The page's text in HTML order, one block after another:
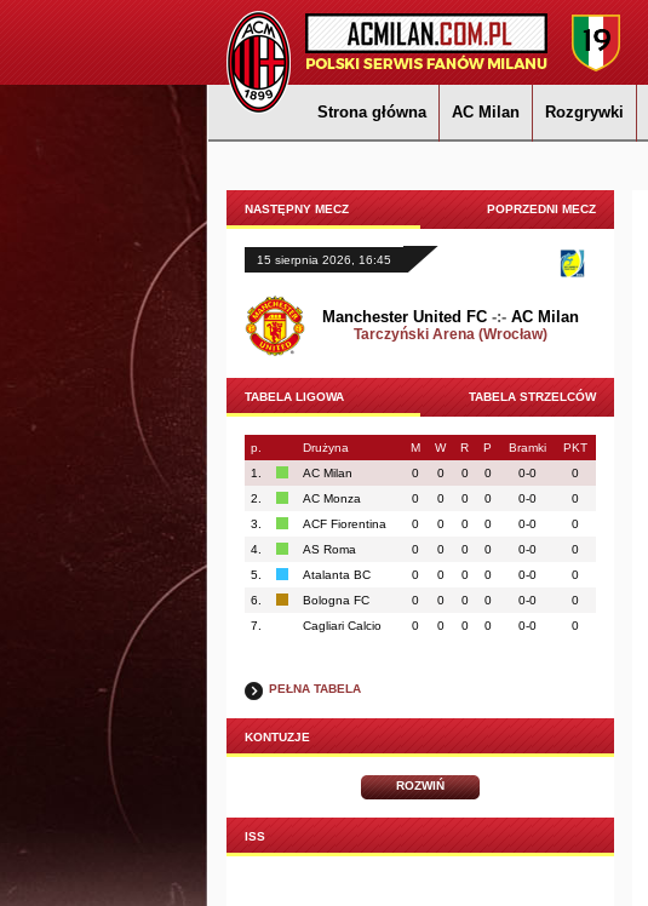
Strona główna AC Milan Rozgrywki
NASTĘPNY MECZ POPRZEDNI MECZ
15 sierpnia 2026, 16:45
Manchester United FC -:- AC Milan
Tarczyński Arena (Wrocław)
TABELA LIGOWA TABELA STRZELCÓW
p. Drużyna M W R P Bramki
PKT
1.
AC Milan 0 0 0 0 0-0
0
2.
AC Monza 0 0 0 0 0-0
0
3.
ACF Fiorentina 0 0 0 0 0-0
0
4.
AS Roma 0 0 0 0 0-0
0
5.
Atalanta BC 0 0 0 0 0-0
0
6.
Bologna FC 0 0 0 0 0-0
0
7.
Cagliari Calcio 0 0 0 0 0-0 0
PEŁNA TABELA
KONTUZJE
ROZWIŃ
ISS